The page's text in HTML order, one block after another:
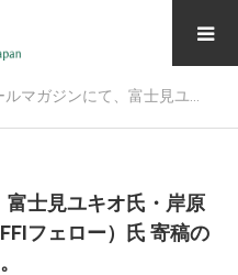
ユキオ氏・岸原千雅子氏・武井一喜理事（FFIフェロー）氏 寄稿のレポートが紹介されました。
富士見ユキオ氏・岸原
フェロー）氏 寄稿の